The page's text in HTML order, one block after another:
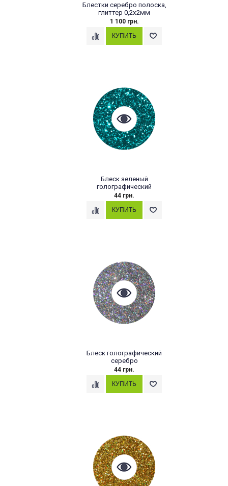
Блестки серебро полоска,
глиттер 0,2х2мм
1 100 грн.
Блеск зеленый
голографический
44 грн.
Блеск голографический
серебро
44 грн.